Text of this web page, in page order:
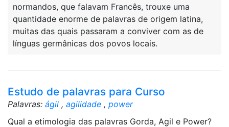
normandos, que falavam Francês, trouxe uma
quantidade enorme de palavras de origem latina,
muitas das quais passaram a conviver com as de
línguas germânicas dos povos locais.
Estudo de palavras para Curso
Palavras: ágil , agilidade , power
Qual a etimologia das palavras Gorda, Agil e Power?